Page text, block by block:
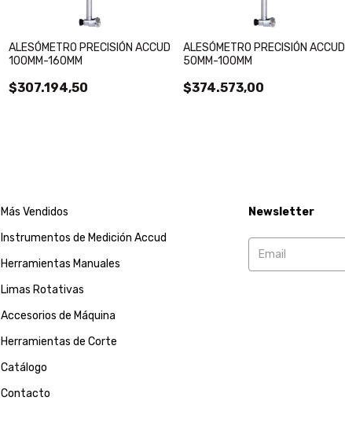
ALESÓMETRO PRECISIÓN ACCUD
100MM-160MM
$307.194,50
ALESÓMETRO PRECISIÓN ACCUD
50MM-100MM
$374.573,00
Más Vendidos
Instrumentos de Medición Accud
Herramientas Manuales
Limas Rotativas
Accesorios de Máquina
Herramientas de Corte
Catálogo
Contacto
Newsletter